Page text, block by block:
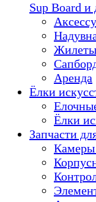
Sup Board и
Жилеты
Аренда
Ёлки
Ёлки
Запчасти